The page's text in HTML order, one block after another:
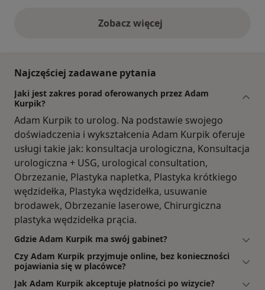
Zobacz więcejopinie powyżej
Najczęściej zadawane pytania
Jaki jest zakres porad oferowanych przez Adam
Kurpik?
Adam Kurpik to urolog. Na podstawie swojego
doświadczenia i wykształcenia Adam Kurpik oferuje
usługi takie jak: konsultacja urologiczna, Konsultacja
urologiczna + USG, urological consultation,
Obrzezanie, Plastyka napletka, Plastyka krótkiego
wędzidełka, Plastyka wędzidełka, usuwanie
brodawek, Obrzezanie laserowe, Chirurgiczna
plastyka wędzidełka prącia.
Gdzie Adam Kurpik ma swój gabinet?
Czy Adam Kurpik przyjmuje online, bez konieczności
pojawiania się w placówce?
Jak Adam Kurpik akceptuje płatności po wizycie?